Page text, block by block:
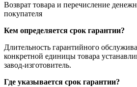
Возврат товара и перечисление
покупателя
Кем определяется срок гарантии?
Длительность гарантийного
конкретной единицы товара
завод-изготовитель.
Где указывается срок гарантии?